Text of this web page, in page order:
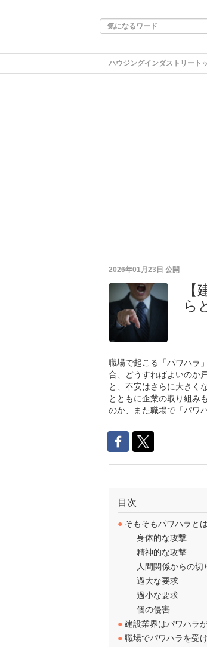
ハウジングインダストリート
2026年01月23日 公開
ら
職場で起こる「パワハラ
合、どうすればよいのか
と、不安はさらに大きく
とともに企業の取り組み
のか、また職場で「パワ
目次
● そもそもパワハラと
身体的な攻撃
精神的な攻撃
人間関係からの切
過大な要求
過小な要求
個の侵害
● 建設業界はパワハラ
● 職場でパワハラを受